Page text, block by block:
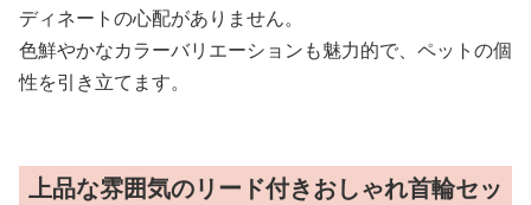
ディネートの心配がありません。
色鮮やかなカラーバリエーションも魅力的で、ペットの個
性を引き立てます。
上品な雰囲気のリード付きおしゃれ首輪セッ